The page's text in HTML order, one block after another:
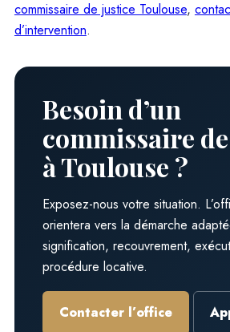
commissaire de justice Toulouse,
d’intervention.
Besoin d’un
commissaire
à Toulouse ?
Exposez-nous votre situation.
orientera vers la démarche
signification, recouvrement,
procédure locative.
Contacter l’office